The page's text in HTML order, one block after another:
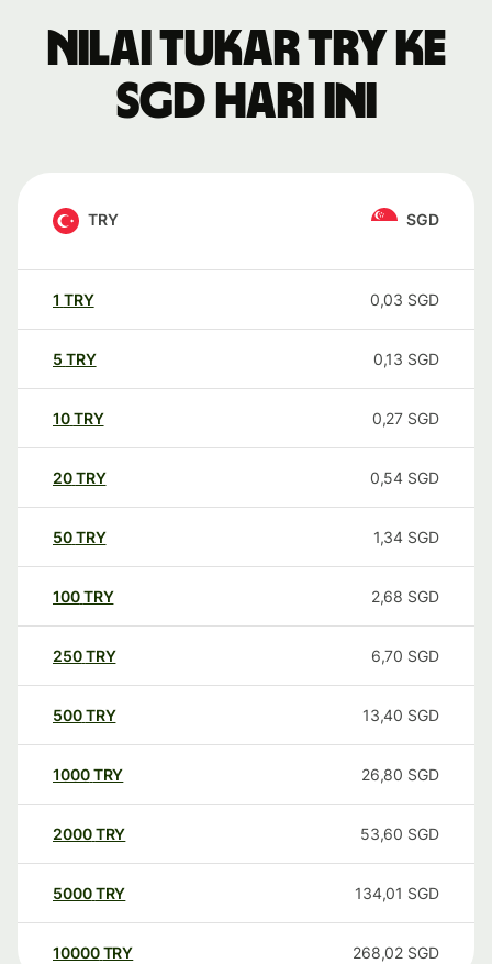
Nilai tukar TRY ke
SGD hari ini
TRY SGD
1 TRY 0,03 SGD
5 TRY 0,13 SGD
10TRY 0,27 SGD
20TRY 0,54 SGD
50TRY 1,34 SGD
100TRY 2,68 SGD
250TRY 6,70 SGD
500TRY 13,40 SGD
1000TRY 26,80 SGD
2000TRY 53,60 SGD
5000TRY 134,01 SGD
10000 TRY 268,02 SGD